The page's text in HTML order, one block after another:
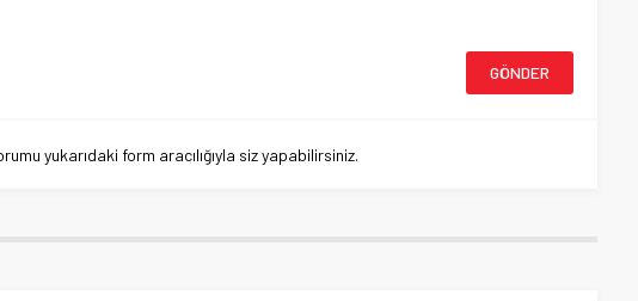
yukarıdaki form aracılığıyla siz yapabilirsiniz.